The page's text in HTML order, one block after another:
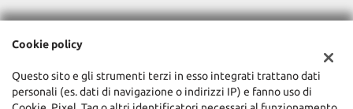
Dati fiscali:
STAR MOTORS SRL
Via Verona ,1/A Cernusco sul Naviglio (MI)
C.F/P.IVA:11196640962
Cookie policy
Questo sito e gli strumenti terzi in esso integrati trattano dati
personali (es. dati di navigazione o indirizzi IP) e fanno uso di